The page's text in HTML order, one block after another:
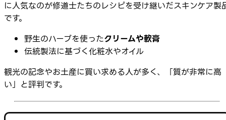
に人気なのが修道士たちのレシピを受け継いだスキンケア製
です。
野生のハーブを使ったクリームや軟膏
伝統製法に基づく化粧水やオイル
観光の記念やお土産に買い求める人が多く、「質が非常に高
い」と評判です。